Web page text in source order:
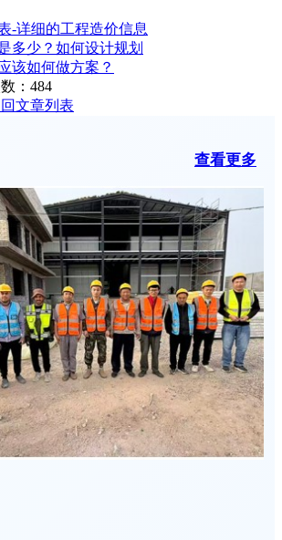
-详细的工程造价信息
多少？如何设计规划
该如何做方案？
： 484
文章列表
查看更多